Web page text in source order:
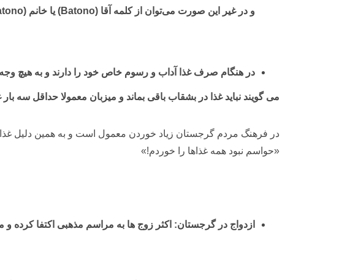
و در غیر این صورت می‌توان از کلمه آقا (Batono) یا خانم (Kalbatono) قبل از اسم کوچک استفاده کرد تا جنبه‌ی رسمی‌تر پیدا کند.
در هنگام صرف غذا آداب و رسوم خاص خود را دارند و به هیچ وجه
می گویند نباید غذا در بشقاب باقی بماند و میزبان معمولا حداقل
«حواسم نبود همه غذاها را خوردم!»
ازدواج در گرجستان: اکثر زوج ها به مراسم مذهبی اکتفا کرده